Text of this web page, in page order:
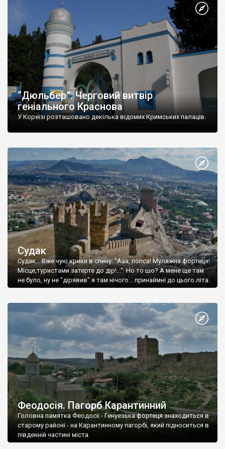
“Дюльбер”. Черговий витвір
геніального Краснова
У Кореїзі розташовано декілька відомих Кримських палаців.
Судак
Судак... Вже чую крики в спину: "Ааа, попса! Муляжна фортеця!
Місце,туристами затерте до дір!..." Но то шо? А мене ще там
не було, ну не "дірявив" я там нічого... принаймні до цього літа.
Феодосія. Пагорб Карантинний
Головна памятка Феодосії - Генуезька фортеця знаходиться в
старому районі - на Карантинному пагорбі, який підноситься в
південній частині міста.